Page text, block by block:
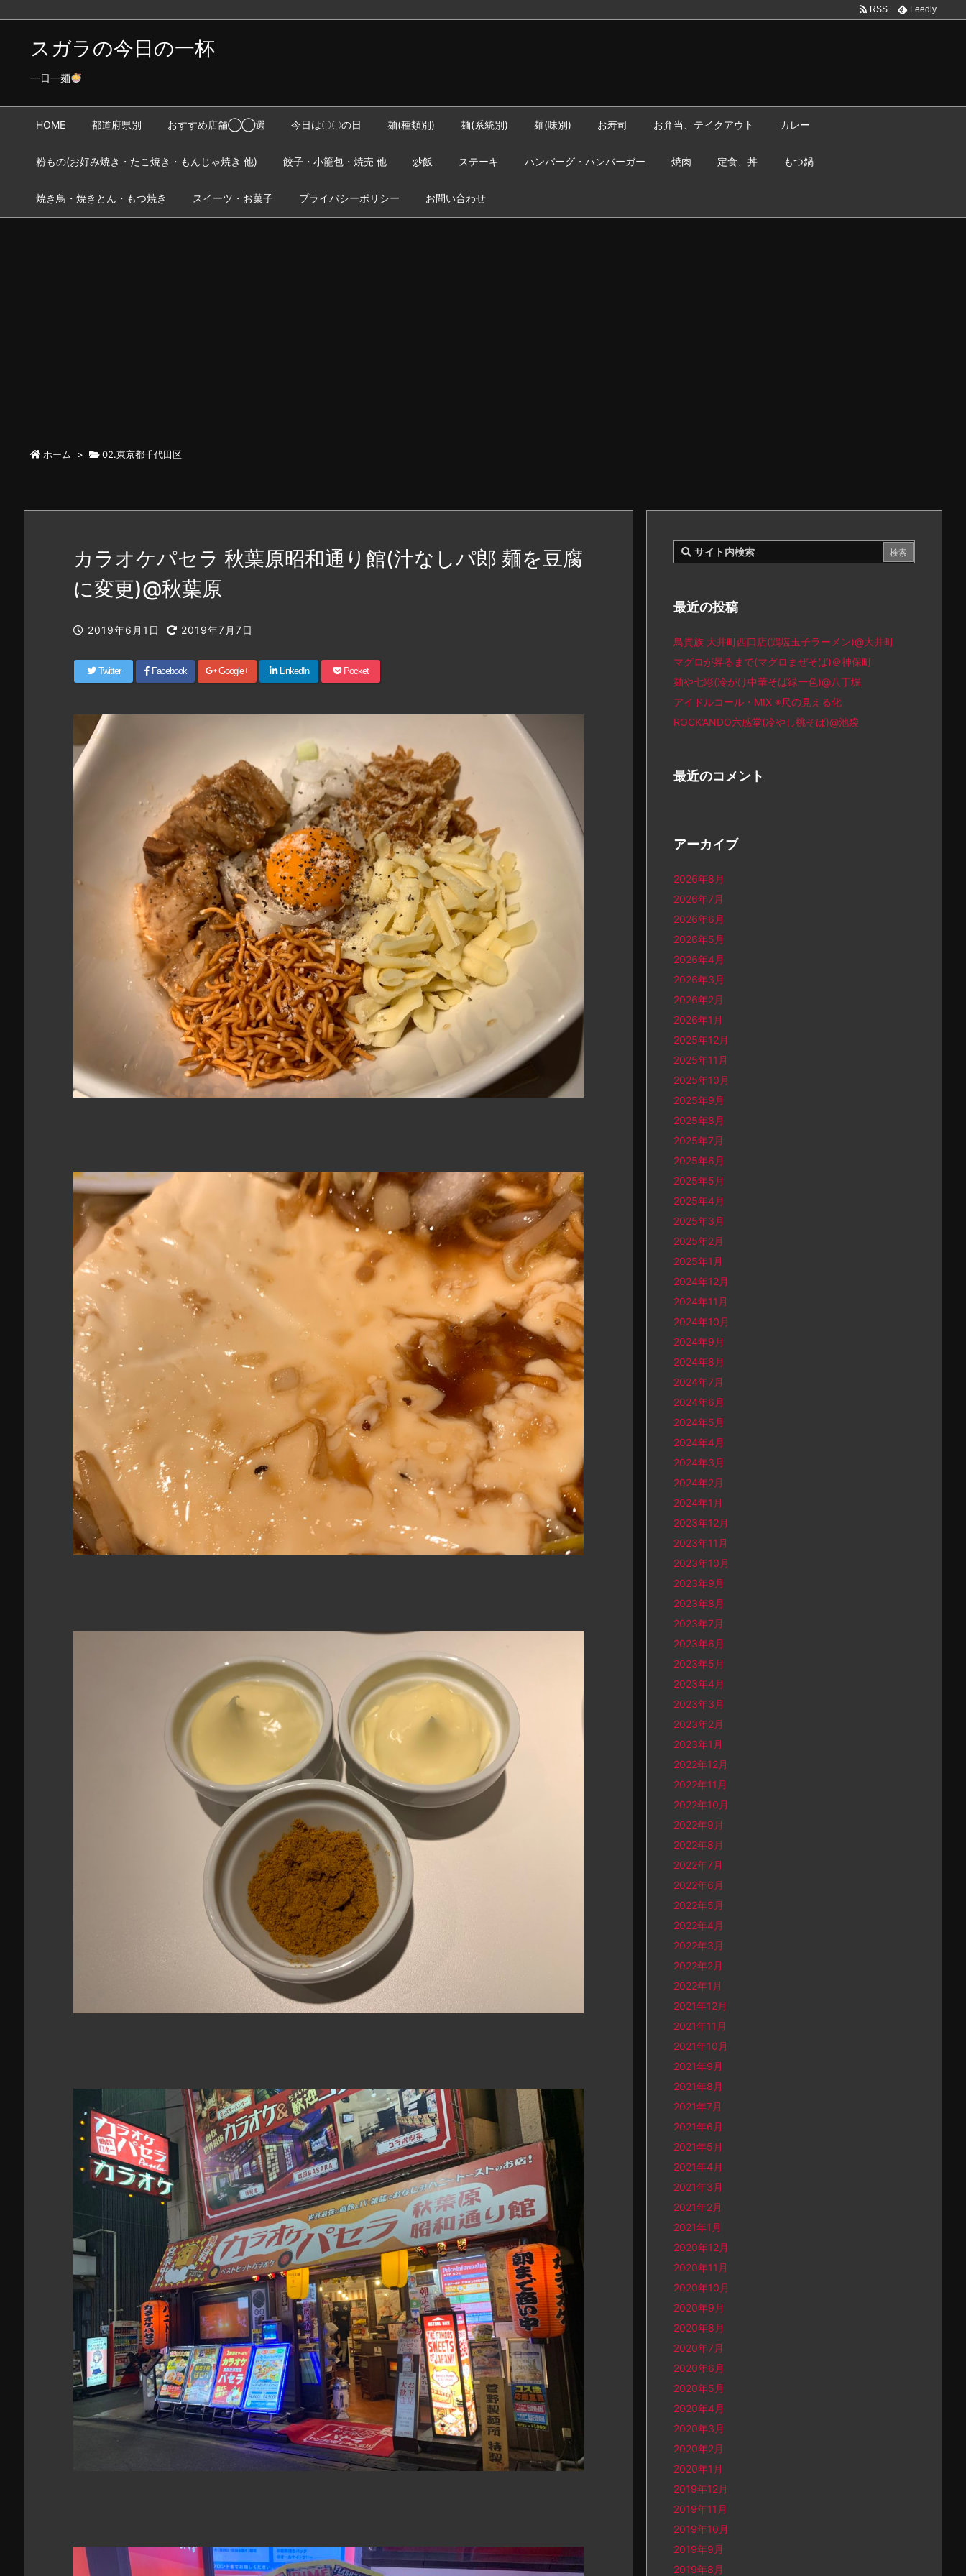
スガラの今日の一杯
一日一麺
HOME 都道府県別 おすすめ店舗◯◯選 今日は〇〇の日 麺(種類別) 麺(系統別) 麺(味別) お寿司 お弁当、テイクアウト カレー
粉もの(お好み焼き・たこ焼き・もんじゃ焼き 他) 餃子・小籠包・焼売 他 炒飯 ステーキ ハンバーグ・ハンバーガー 焼肉 定食、丼 もつ鍋
焼き鳥・焼きとん・もつ焼き スイーツ・お菓子 プライバシーポリシー お問い合わせ
RSS Feedly
ホーム > 02.東京都千代田区
カラオケパセラ 秋葉原昭和通り館(汁なしパ郎 麺を豆腐
に変更)@秋葉原
2019年6月1日 2019年7月7日
Twitter Facebook Google+ LinkedIn Pocket
最近の投稿
鳥貴族 大井町西口店(鶏塩玉子ラーメン)@大井町
マグロが昇るまで(マグロまぜそば)＠神保町
麺や七彩(冷がけ中華そば緑一色)@八丁堀
アイドルコール・MIX ※尺の見える化
ROCK’ANDO六感堂(冷やし桃そば)@池袋
最近のコメント
アーカイブ
2026年8月
2026年7月
2026年6月
2026年5月
2026年4月
2026年3月
2026年2月
2026年1月
2025年12月
2025年11月
2025年10月
2025年9月
2025年8月
2025年7月
2025年6月
2025年5月
2025年4月
2025年3月
2025年2月
2025年1月
2024年12月
2024年11月
2024年10月
2024年9月
2024年8月
2024年7月
2024年6月
2024年5月
2024年4月
2024年3月
2024年2月
2024年1月
2023年12月
2023年11月
2023年10月
2023年9月
2023年8月
2023年7月
2023年6月
2023年5月
2023年4月
2023年3月
2023年2月
2023年1月
2022年12月
2022年11月
2022年10月
2022年9月
2022年8月
2022年7月
2022年6月
2022年5月
2022年4月
2022年3月
2022年2月
2022年1月
2021年12月
2021年11月
2021年10月
2021年9月
2021年8月
2021年7月
2021年6月
2021年5月
2021年4月
2021年3月
2021年2月
2021年1月
2020年12月
2020年11月
2020年10月
2020年9月
2020年8月
2020年7月
2020年6月
2020年5月
2020年4月
2020年3月
2020年2月
2020年1月
2019年12月
2019年11月
2019年10月
2019年9月
2019年8月